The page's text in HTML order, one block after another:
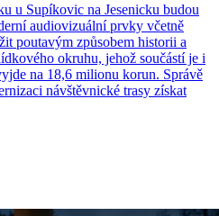
u Supíkovic na Jesenicku budou
audiovizuální prvky včetně
poutavým způsobem historii a
okruhu, jehož součástí je i
na 18,6 milionu korun. Správě
návštěvnické trasy získat